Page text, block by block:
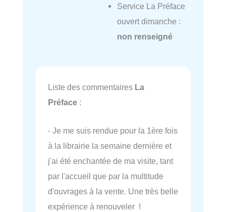
Service La Préface
ouvert dimanche :
non renseigné
Liste des commentaires La
Préface :
- Je me suis rendue pour la 1ère fois
à la librairie la semaine dernière et
j'ai été enchantée de ma visite, tant
par l'accueil que par la multitude
d'ouvrages à la vente. Une très belle
expérience à renouveler !